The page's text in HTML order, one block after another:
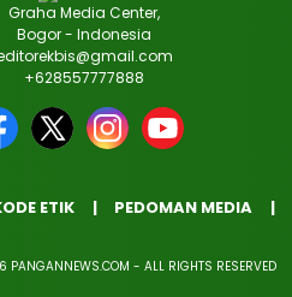
Graha Media Center,
Bogor - Indonesia
+628557777888
ETIK PEDOMAN MEDIA
PANGANNEWS.COM - ALL RIGHTS RESERVED